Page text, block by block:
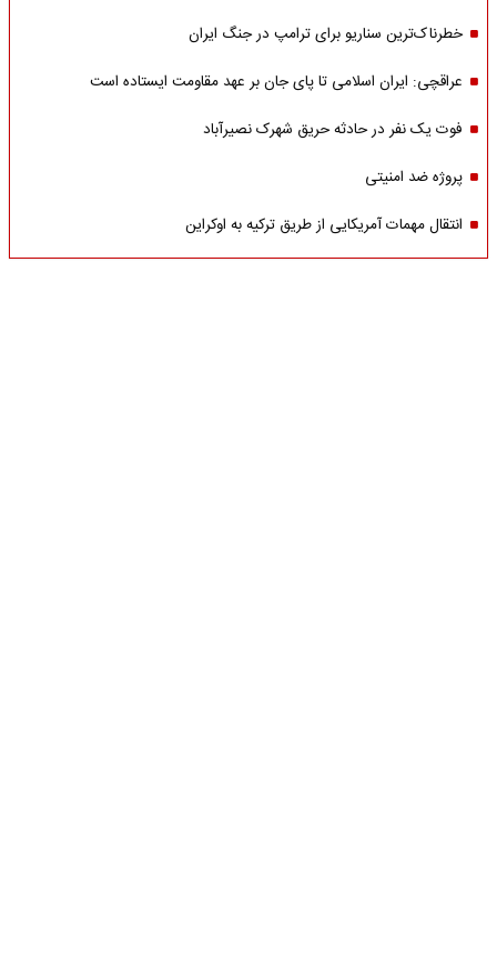
خطرناک‌ترین سناریو برای ترامپ در جنگ ایران
عراقچی: ایران اسلامی تا پای جان بر عهد مقاومت ایستاده است
فوت یک نفر در حادثه حریق شهرک نصیرآباد
پروژه ضد امنیتی
انتقال مهمات آمریکایی از طریق ترکیه به اوکراین